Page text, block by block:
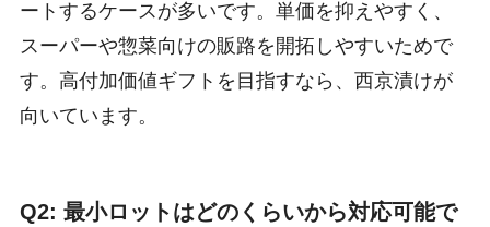
ートするケースが多いです。単価を抑えやすく、
スーパーや惣菜向けの販路を開拓しやすいためで
す。高付加価値ギフトを目指すなら、西京漬けが
向いています。
Q2: 最小ロットはどのくらいから対応可能で